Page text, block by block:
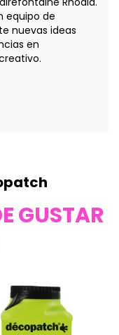
equipo de
nuevas ideas
en
GUSTAR